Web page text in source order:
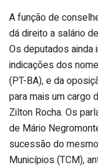
A função de
dá direito a salário
Os deputados ainda
indicações dos
(PT-BA), e da
para mais um cargo
Zilton Rocha. Os
de Mário
sucessão do
Municípios (TCM),